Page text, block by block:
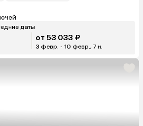
даты
от 53 033 ₽
3 февр. - 10 февр., 7 н.